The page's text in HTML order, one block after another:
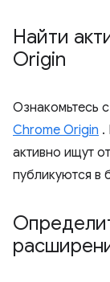
Найти
Origin
Ознакомьтесь
Chrome Origin .
активно ищут
публикуются в